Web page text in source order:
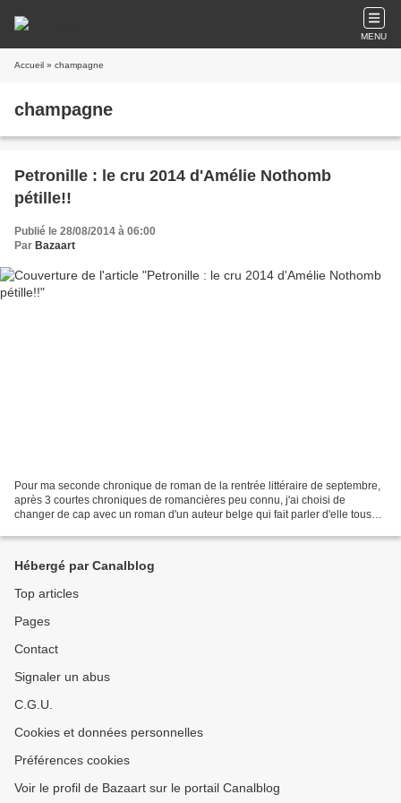
MENU
Accueil » champagne
champagne
Petronille : le cru 2014 d'Amélie Nothomb
pétille!!
Publié le 28/08/2014 à 06:00
Par Bazaart
Pour ma seconde chronique de roman de la rentrée littéraire de septembre,
après 3 courtes chroniques de romancières peu connu, j'ai choisi de
changer de cap avec un roman d'un auteur belge qui fait parler d'elle tous
Hébergé par Canalblog
Top articles
Pages
Contact
Signaler un abus
C.G.U.
Cookies et données personnelles
Préférences cookies
Voir le profil de Bazaart sur le portail Canalblog